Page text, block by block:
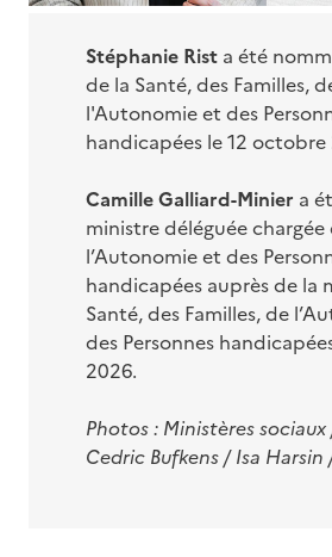
Stéphanie Rist a été
de la Santé, des Familles,
l'Autonomie et des
handicapées le 12 octobre
Camille Galliard-Minier a
ministre déléguée chargée
l’Autonomie et des
handicapées auprès de la
Santé, des Familles, de
des Personnes
2026.
Photos : Ministères
Cedric Bufkens / Isa Harsin